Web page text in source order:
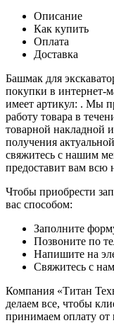
Описание
Как купить
Оплата
Доставка
Башмак для
покупки в интернет-
имеет артикул: . Мы
работу товара в
товарной накладной
получения
свяжитесь с нашим
предоставит вам
Чтобы приобрести
вас способом:
Заполните
Позвоните по
Напишите на
Свяжитесь с
Компания «Титан
делаем все, чтобы
принимаем оплату от